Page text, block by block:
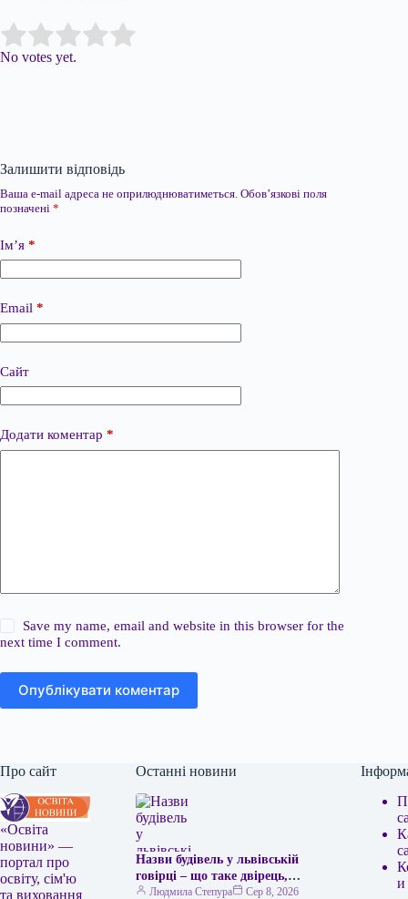
Rate this item:
No votes yet.
Залишити відповідь
Ваша e-mail адреса не оприлюднюватиметься. Обов’язкові поля
позначені *
Ім’я *
Email *
Сайт
Додати коментар *
Save my name, email and website in this browser for the
next time I comment.
Опублікувати коментар
Про сайт
«Освіта
новини» —
портал про
освіту, сім'ю
та виховання
Останні новини
Назви будівель у львівській
говірці – що таке двірець,
креденс, кнайпа
Людмила Степура Сер 8, 2026
и